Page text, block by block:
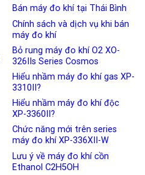
Bán máy đo khí tại Thái Bình
Chính sách và dịch vụ khi bán
máy đo khí
Bỏ rung máy đo khí O2 XO-
326IIs Series Cosmos
Hiểu nhầm máy đo khí gas XP-
3310II?
Hiểu nhầm máy đo khí độc
XP-3360II?
Chức năng mới trên series
máy đo khí XP-336XII-W
Lưu ý về máy đo khí cồn
Ethanol C2H5OH